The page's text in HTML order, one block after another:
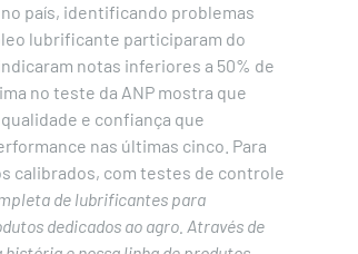
país, identificando problemas
lubrificante participaram do
notas inferiores a 50% de
no teste da ANP mostra que
e confiança que
nas últimas cinco. Para
calibrados, com testes de controle
de lubrificantes para
dedicados ao agro. Através de